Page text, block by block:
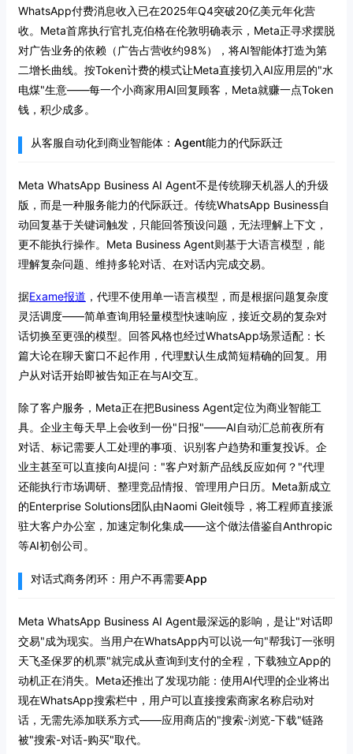
WhatsApp付费消息收入已在2025年Q4突破20亿美元年化营
收。Meta首席执行官扎克伯格在伦敦明确表示，Meta正寻求摆脱
对广告业务的依赖（广告占营收约98%），将AI智能体打造为第
二增长曲线。按Token计费的模式让Meta直接切入AI应用层的"水
电煤"生意——每一个小商家用AI回复顾客，Meta就赚一点Token
钱，积少成多。
从客服自动化到商业智能体：Agent能力的代际跃迁
Meta WhatsApp Business AI Agent不是传统聊天机器人的升级
版，而是一种服务能力的代际跃迁。传统WhatsApp Business自
动回复基于关键词触发，只能回答预设问题，无法理解上下文，
更不能执行操作。Meta Business Agent则基于大语言模型，能
理解复杂问题、维持多轮对话、在对话内完成交易。
据Exame报道 ，代理不使用单一语言模型，而是根据问题复杂度
灵活调度——简单查询用轻量模型快速响应，接近交易的复杂对
话切换至更强的模型。回答风格也经过WhatsApp场景适配：长
篇大论在聊天窗口不起作用，代理默认生成简短精确的回复。用
户从对话开始即被告知正在与AI交互。
除了客户服务，Meta正在把Business Agent定位为商业智能工
具。企业主每天早上会收到一份"日报"——AI自动汇总前夜所有
对话、标记需要人工处理的事项、识别客户趋势和重复投诉。企
业主甚至可以直接向AI提问："客户对新产品线反应如何？"代理
还能执行市场调研、整理竞品情报、管理用户日历。Meta新成立
的Enterprise Solutions团队由Naomi Gleit领导，将工程师直接派
驻大客户办公室，加速定制化集成——这个做法借鉴自Anthropic
等AI初创公司。
对话式商务闭环：用户不再需要App
Meta WhatsApp Business AI Agent最深远的影响，是让"对话即
交易"成为现实。当用户在WhatsApp内可以说一句"帮我订一张明
天飞圣保罗的机票"就完成从查询到支付的全程，下载独立App的
动机正在消失。Meta还推出了发现功能：使用AI代理的企业将出
现在WhatsApp搜索栏中，用户可以直接搜索商家名称启动对
话，无需先添加联系方式——应用商店的"搜索-浏览-下载"链路
被"搜索-对话-购买"取代。